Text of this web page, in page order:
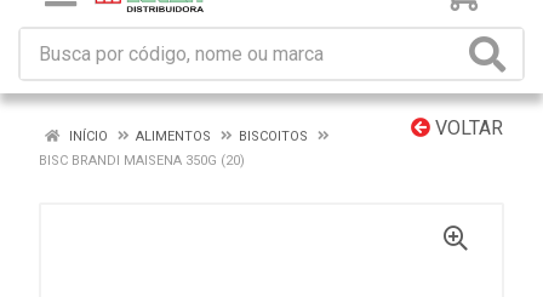
VOLTAR
INÍCIO ALIMENTOS
BISCOITOS
BISC BRANDI MAISENA 350G (20)